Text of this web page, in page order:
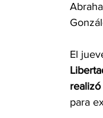
El
para